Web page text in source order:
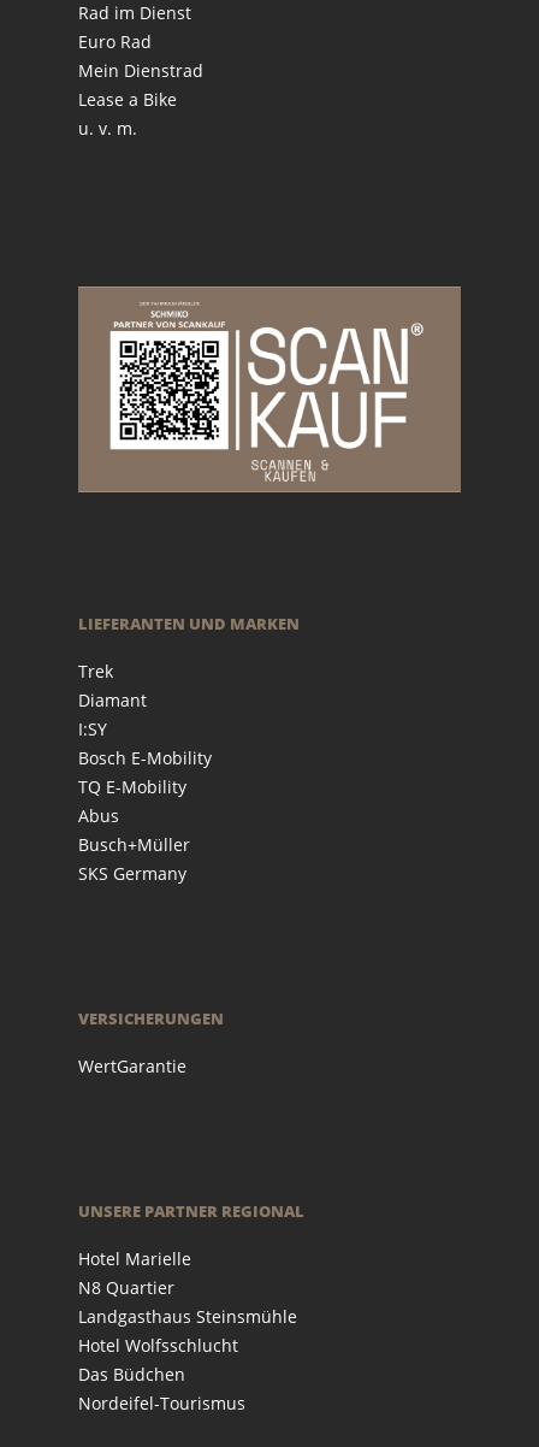
Rad im Dienst
Euro Rad
Mein Dienstrad
Lease a Bike
u. v. m.
LIEFERANTEN UND MARKEN
Trek
Diamant
I:SY
Bosch E-Mobility
TQ E-Mobility
Abus
Busch+Müller
SKS Germany
VERSICHERUNGEN
WertGarantie
UNSERE PARTNER REGIONAL
Hotel Marielle
N8 Quartier
Landgasthaus Steinsmühle
Hotel Wolfsschlucht
Das Büdchen
Nordeifel-Tourismus